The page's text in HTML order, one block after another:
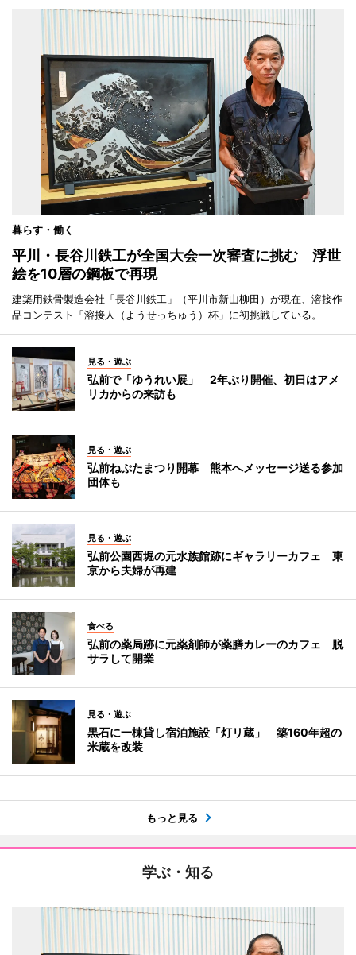
暮らす・働く
平川・長谷川鉄工が全国大会一次審査に挑む 浮世
絵を10層の鋼板で再現
建築用鉄骨製造会社「長谷川鉄工」（平川市新山柳田）が現在、溶接作
品コンテスト「溶接人（ようせっちゅう）杯」に初挑戦している。
見る・遊ぶ
弘前で「ゆうれい展」 2年ぶり開催、初日はアメ
リカからの来訪も
見る・遊ぶ
弘前ねぷたまつり開幕 熊本へメッセージ送る参加
団体も
見る・遊ぶ
弘前公園西堀の元水族館跡にギャラリーカフェ 東
京から夫婦が再建
食べる
弘前の薬局跡に元薬剤師が薬膳カレーのカフェ 脱
サラして開業
見る・遊ぶ
黒石に一棟貸し宿泊施設「灯リ蔵」 築160年超の
米蔵を改装
もっと見る
学ぶ・知る